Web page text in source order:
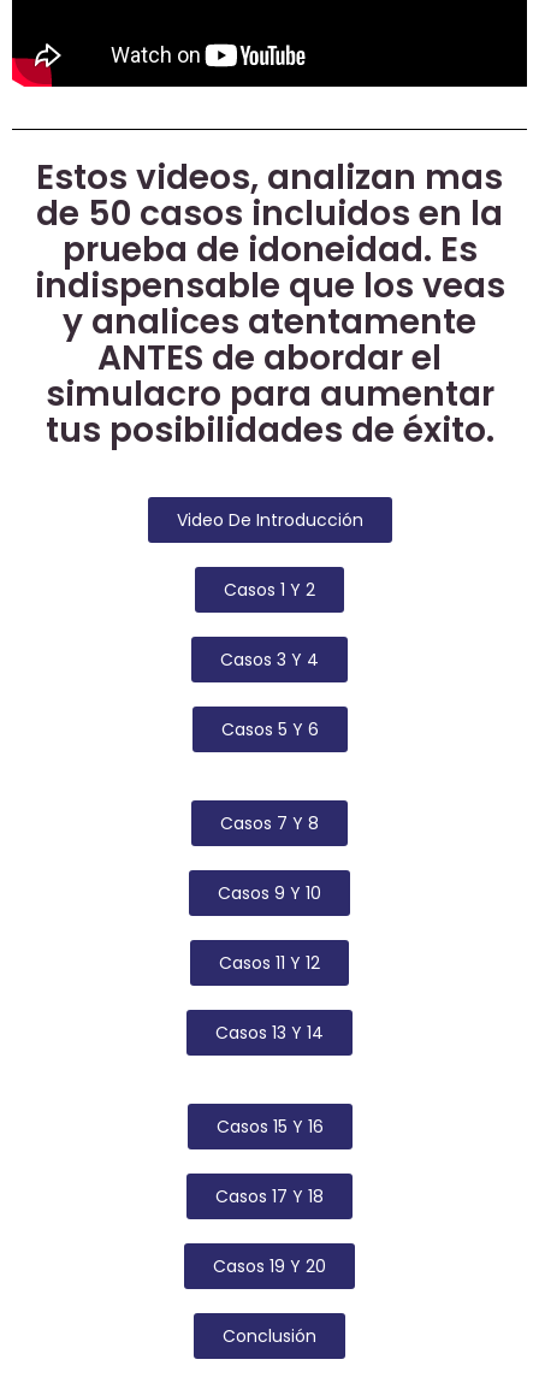
Estos videos, analizan mas
de 50 casos incluidos en la
prueba de idoneidad. Es
indispensable que los veas
y analices atentamente
ANTES de abordar el
simulacro para aumentar
tus posibilidades de éxito.
Video De Introducción
Casos 1 Y 2
Casos 3 Y 4
Casos 5 Y 6
Casos 7 Y 8
Casos 9 Y 10
Casos 11 Y 12
Casos 13 Y 14
Casos 15 Y 16
Casos 17 Y 18
Casos 19 Y 20
Conclusión